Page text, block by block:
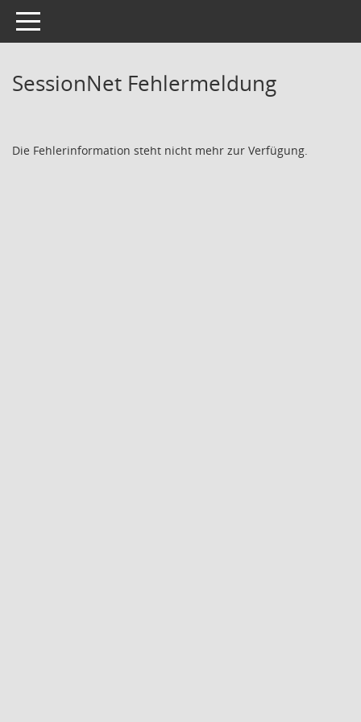
Toggle navigation
SessionNet Fehlermeldung
Die Fehlerinformation steht nicht mehr zur Verfügung.